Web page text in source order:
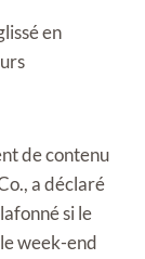
en
de contenu
a déclaré
si le
week-end